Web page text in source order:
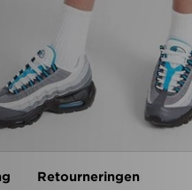
Retourneringen